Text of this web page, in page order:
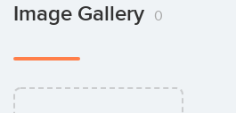
Image Gallery 0